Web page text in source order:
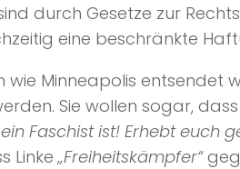
durch Gesetze zur
eine beschränkte
wie Minneapolis entsendet
Sie wollen sogar,
Faschist ist! Erhebt euch
Linke„Freiheitskämpfer“